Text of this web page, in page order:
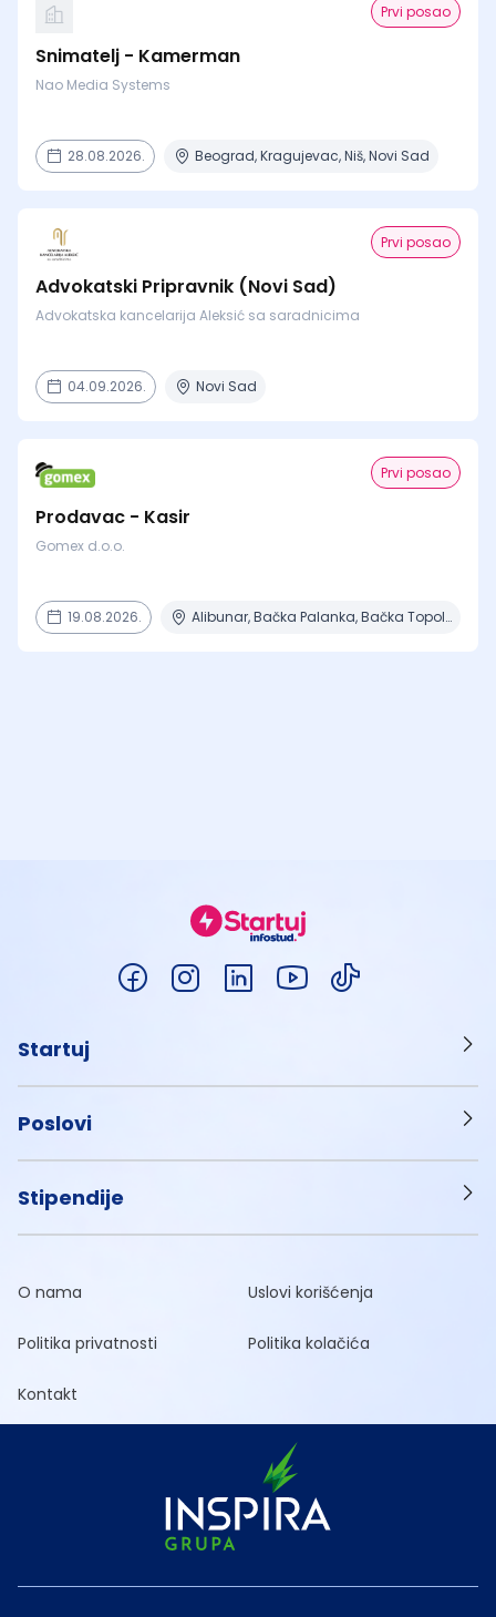
Prvi posao
Snimatelj - Kamerman
Nao Media Systems
28.08.2026. Beograd, Kragujevac, Niš, Novi Sad
Prvi posao
Advokatski Pripravnik (Novi Sad)
Advokatska kancelarija Aleksić sa saradnicima
04.09.2026. Novi Sad
Prvi posao
Prodavac - Kasir
Gomex d.o.o.
19.08.2026. Alibunar, Bačka Palanka, Bačka Topola, Bečej, Beograd + 8 mesta
Startuj
Poslovi
Stipendije
O nama Uslovi korišćenja
Politika privatnosti Politika kolačića
Kontakt